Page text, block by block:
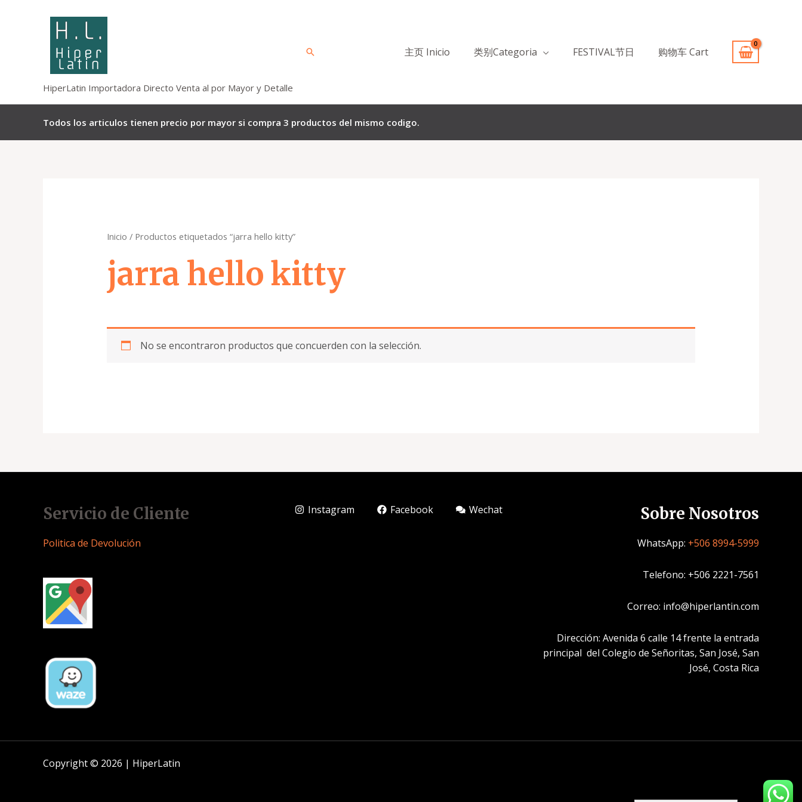
HiperLatin Importadora Directo Venta al por Mayor y Detalle
Buscar 主页 Inicio 类别Categoria FESTIVAL节日 购物车 Cart
Todos los articulos tienen precio por mayor si compra 3 productos del mismo codigo.
Inicio / Productos etiquetados “jarra hello kitty”
jarra hello kitty
No se encontraron productos que concuerden con la selección.
Servicio de Cliente
Politica de Devolución
Instagram Facebook Wechat Sobre Nosotros
WhatsApp: +506 8994-5999
Telefono: +506 2221-7561
Correo: info@hiperlantin.com
Dirección: Avenida 6 calle 14 frente la entrada
principal del Colegio de Señoritas, San José, San
José, Costa Rica
Copyright © 2026 | HiperLatin